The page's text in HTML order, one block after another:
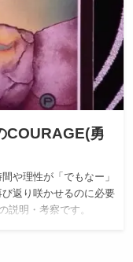
COURAGE(勇
や理性が「でもなー」
び返り咲かせるのに必要
説明・考察です。